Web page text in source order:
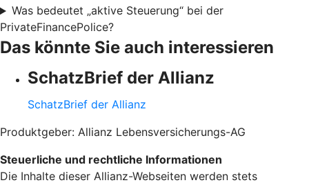
Was bedeutet „aktive Steuerung“ bei der
PrivateFinancePolice?
Das könnte Sie auch interessieren
SchatzBrief der Allianz
SchatzBrief der Allianz
Produktgeber: Allianz Lebensversicherungs-AG
Steuerliche und rechtliche Informationen
Die Inhalte dieser Allianz-Webseiten werden stets